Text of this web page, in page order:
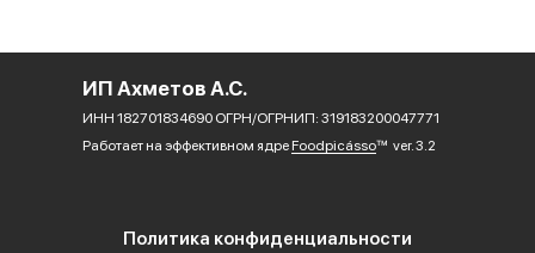
ИП Ахметов А.С.
ИНН 182701834690 ОГРН/ОГРНИП: 319183200047771
Работает на эффективном ядре Foodpicássover. 3.2
Политика конфиденциальности